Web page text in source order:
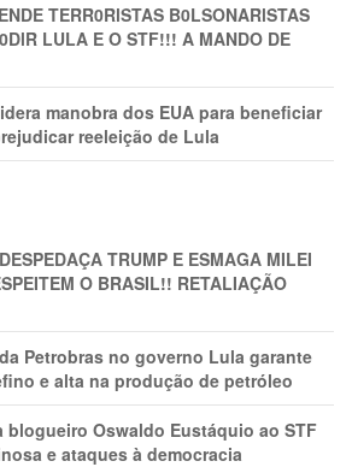
TERR0RlSTAS B0LSONARlSTAS
LULA E O STF!!! A MANDO DE
manobra dos EUA para beneficiar
reeleição de Lula
TRUMP E ESMAGA MILEI
O BRASIL!! RETALIAÇÃO
Petrobras no governo Lula garante
e alta na produção de petróleo
blogueiro Oswaldo Eustáquio ao STF
e ataques à democracia